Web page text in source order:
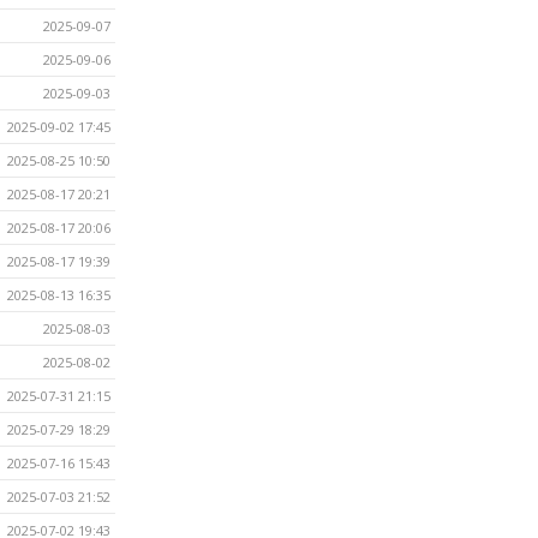
2025-09-07
2025-09-06
2025-09-03
2025-09-02 17:45
2025-08-25 10:50
2025-08-17 20:21
2025-08-17 20:06
2025-08-17 19:39
2025-08-13 16:35
2025-08-03
2025-08-02
2025-07-31 21:15
2025-07-29 18:29
2025-07-16 15:43
2025-07-03 21:52
2025-07-02 19:43